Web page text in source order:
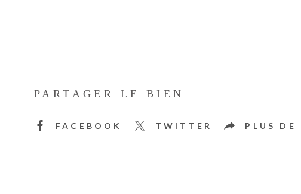
PARTAGER LE BIEN
FACEBOOK TWITTER PLUS DE